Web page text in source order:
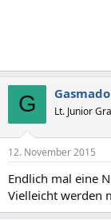
G Gasmado
Lt. Junior
12. November 2015
Endlich mal eine
Vielleicht werden